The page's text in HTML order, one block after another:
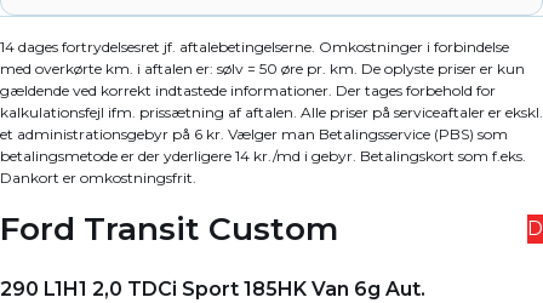
14 dages fortrydelsesret jf. aftalebetingelserne. Omkostninger i forbindelse
med overkørte km. i aftalen er: sølv = 50 øre pr. km. De oplyste priser er kun
gældende ved korrekt indtastede informationer. Der tages forbehold for
kalkulationsfejl ifm. prissætning af aftalen. Alle priser på serviceaftaler er ekskl.
et administrationsgebyr på 6 kr. Vælger man Betalingsservice (PBS) som
betalingsmetode er der yderligere 14 kr./md i gebyr. Betalingskort som f.eks.
Dankort er omkostningsfrit.
Ford Transit Custom
290 L1H1 2,0 TDCi Sport 185HK Van 6g Aut.
D